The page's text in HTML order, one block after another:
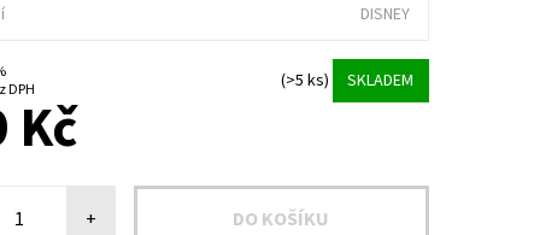
DISNEY
bez DPH
(>5 ks) SKLADEM
Kč
+